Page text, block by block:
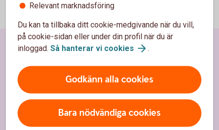
Relevant marknadsföring
Du kan ta tillbaka ditt cookie-medgivande när du vill,
på cookie-sidan eller under din profil när du är
inloggad. Så hanterar vi cookies .
Godkänn alla cookies
Bara nödvändiga cookies
Sidfot
Hitta snabbt
Kundservice
Spärrhjälp
Hitta bankkontor